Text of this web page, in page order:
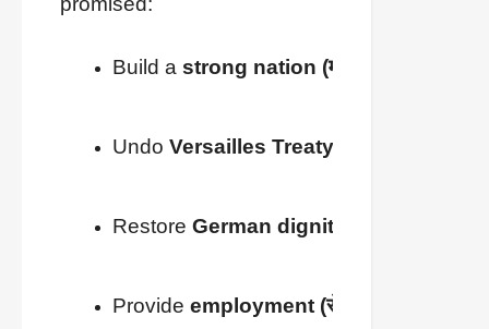
Build a strong nation (मजबूत राष्ट्र)
Undo Versailles Treaty injustice (वर्साय
Restore German dignity (जर्मन सम्मान की
Provide employment (रोज़गार)